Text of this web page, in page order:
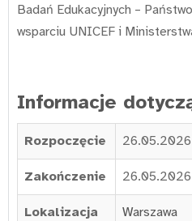
Badań Edukacyjnych –
wsparciu UNICEF i
Informacje
Rozpoczęcie
Zakończenie 26.05.2026
Lokalizacja Warszawa